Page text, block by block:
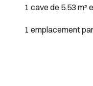
1 cave de 5.53 m²
1 emplacement